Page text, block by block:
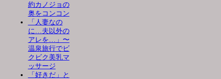
約カノジョの
奥をコンコン
「人妻なの
に…夫以外の
アレを…」〜
温泉旅行でビ
クビク美乳マ
ッサージ
「好きだ」と